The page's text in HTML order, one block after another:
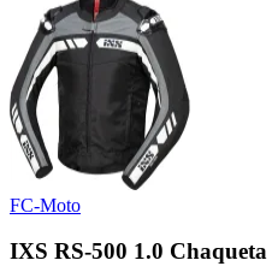
FC-Moto
IXS RS-500 1.0